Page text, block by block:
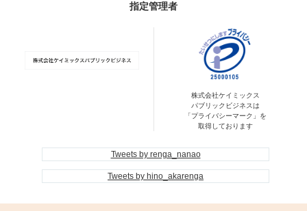
指定管理者
株式会社ケイミックス
パブリックビジネスは
「プライバシーマーク」を
取得しております
Tweets by renga_nanao
Tweets by hino_akarenga